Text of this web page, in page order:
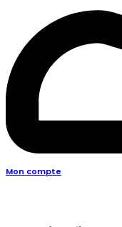
Mon compte